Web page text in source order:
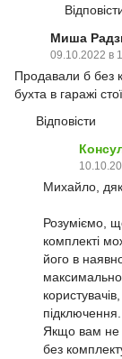
Миша
09.10.2022 в
Продавали б без
бухта в гаражі
Відповісти
Михайло,
Розуміємо,
комплекті
його в
підключення.
Якщо вам не
без